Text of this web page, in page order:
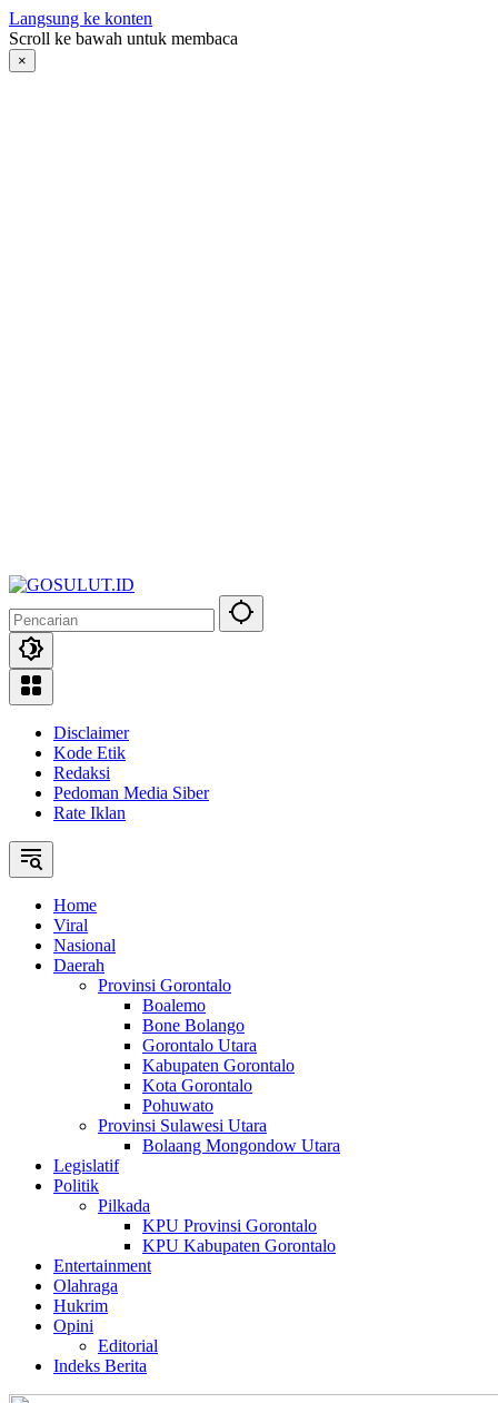
Langsung ke konten
Scroll ke bawah untuk membaca
×
Disclaimer
Kode Etik
Redaksi
Pedoman Media Siber
Rate Iklan
Home
Viral
Nasional
Daerah
Provinsi Gorontalo
Boalemo
Bone Bolango
Gorontalo Utara
Kabupaten Gorontalo
Kota Gorontalo
Pohuwato
Provinsi Sulawesi Utara
Bolaang Mongondow Utara
Legislatif
Politik
Pilkada
KPU Provinsi Gorontalo
KPU Kabupaten Gorontalo
Entertainment
Olahraga
Hukrim
Opini
Editorial
Indeks Berita